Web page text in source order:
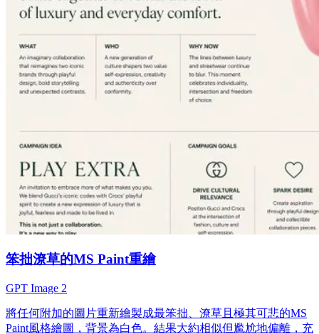
笨拙潦草的MS Paint重繪
GPT Image 2
將任何附加的圖片重新繪製成最笨拙、潦草且極其可悲的MS
Paint風格繪圖，背景為白色。結果大約相似但尷尬地偏離，充